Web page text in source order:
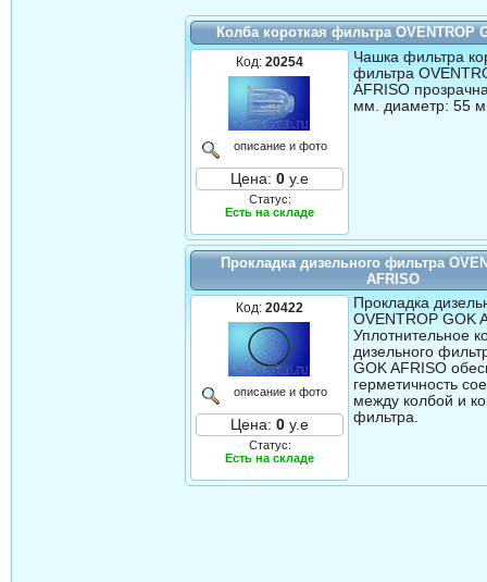
Колба короткая фильтра OVENTROP
Код:20254
описание и фото
Цена: 0 у.е
Статус:
Есть на складе
Чашка фильтра
фильтра
AFRISO
мм. диаметр: 55
Прокладка дизельного фильтра
AFRISO
Код:20422
описание и фото
Цена: 0 у.е
Статус:
Есть на складе
Прокладка
OVENTROP GOK
Уплотнительное
дизельного
GOK AFRISO
герметичность
между колбой и
фильтра.